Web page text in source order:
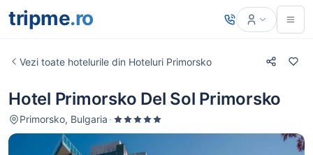
tripme.ro
Vezi toate hotelurile din Hoteluri Primorsko
Hotel Primorsko Del Sol Primorsko
Primorsko, Bulgaria ·